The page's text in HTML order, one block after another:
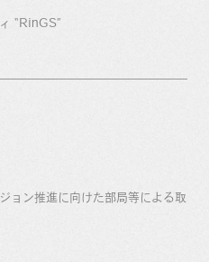
“RinGS”
ョン推進に向けた部局等による取